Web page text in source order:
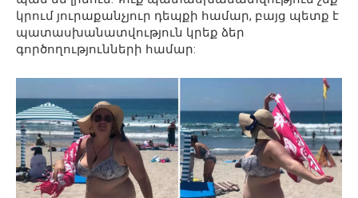
կրում յուրաքանչյուր դեպքի համար, բայց պետք է
պատասխանատվություն կրեք ձեր
գործողությունների համար: